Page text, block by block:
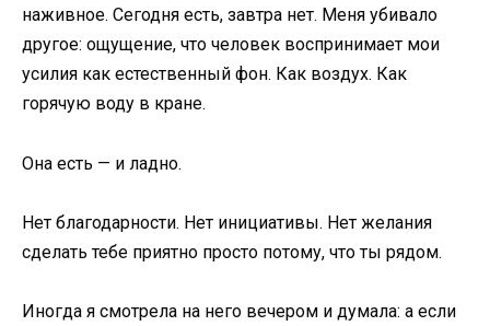
наживное. Сегодня есть, завтра нет. Меня убивало
другое: ощущение, что человек воспринимает мои
усилия как естественный фон. Как воздух. Как
горячую воду в кране.
Она есть — и ладно.
Нет благодарности. Нет инициативы. Нет желания
сделать тебе приятно просто потому, что ты рядом.
Иногда я смотрела на него вечером и думала: а если